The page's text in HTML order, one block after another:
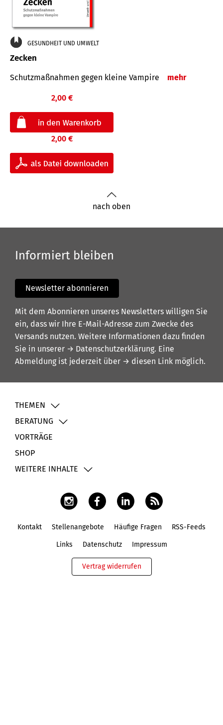
GESUNDHEIT UND UMWELT
Zecken
Schutz­maß­nahmen gegen kleine Vampire mehr
2,00 €
2,00 €
nach oben
Informiert bleiben
Newsletter abonnieren
Mit dem Abonnieren unseres Newsletters willigen Sie
ein, dass wir Ihre E-Mail-Adresse zum Zwecke des
Versands nutzen. Weitere Informationen dazu finden
Sie in unserer → Datenschutzerklärung. Eine
Abmeldung ist jederzeit über → diesen Link möglich.
THEMEN
BERATUNG
VORTRÄGE
SHOP
WEITERE INHALTE
Kontakt Stellenangebote Häufige Fragen RSS-Feeds
Links Datenschutz Impressum
Vertrag widerrufen